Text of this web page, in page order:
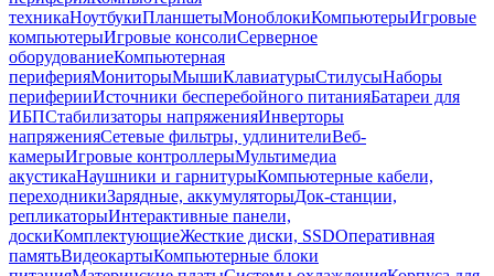
техникаНоутбукиПланшетыМоноблокиКомпьютерыИгровые
компьютерыИгровые консолиСерверное
оборудованиеКомпьютерная
периферияМониторыМышиКлавиатурыСтилусыНаборы
периферииИсточники бесперебойного питанияБатареи для
ИБПСтабилизаторы напряженияИнверторы
напряженияСетевые фильтры, удлинителиВеб-
камерыИгровые контроллерыМультимедиа
акустикаНаушники и гарнитурыКомпьютерные кабели,
переходникиЗарядные, аккумуляторыДок-станции,
репликаторыИнтерактивные панели,
доскиКомплектующиеЖесткие диски, SSDОперативная
памятьВидеокартыКомпьютерные блоки